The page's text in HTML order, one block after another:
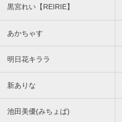
黒宮れい【REIRIE】
あかちゃす
明日花キララ
新ありな
池田美優(みちょぱ)